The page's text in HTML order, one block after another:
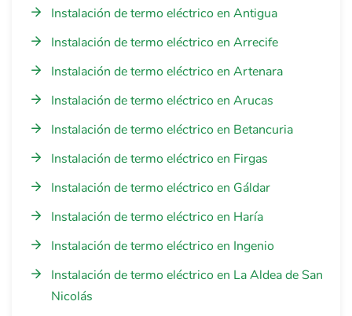
Instalación de termo eléctrico en Antigua
Instalación de termo eléctrico en Arrecife
Instalación de termo eléctrico en Artenara
Instalación de termo eléctrico en Arucas
Instalación de termo eléctrico en Betancuria
Instalación de termo eléctrico en Firgas
Instalación de termo eléctrico en Gáldar
Instalación de termo eléctrico en Haría
Instalación de termo eléctrico en Ingenio
Instalación de termo eléctrico en La Aldea de San
Nicolás